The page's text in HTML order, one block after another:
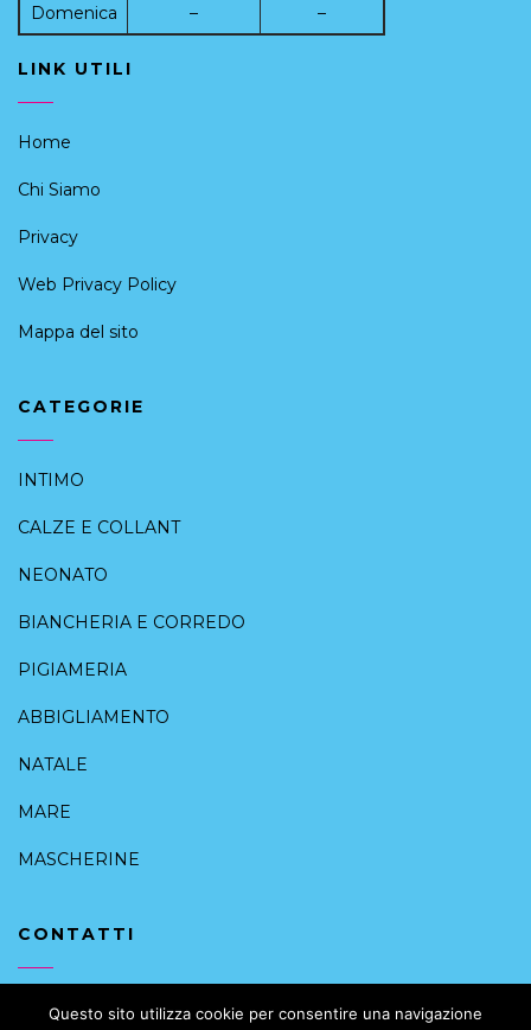
Domenica
– –
LINK UTILI
Home
Chi Siamo
Privacy
Web Privacy Policy
Mappa del sito
CATEGORIE
INTIMO
CALZE E COLLANT
NEONATO
BIANCHERIA E CORREDO
PIGIAMERIA
ABBIGLIAMENTO
NATALE
MARE
MASCHERINE
CONTATTI
+39 091 6168088
Questo sito utilizza cookie per consentire una navigazione